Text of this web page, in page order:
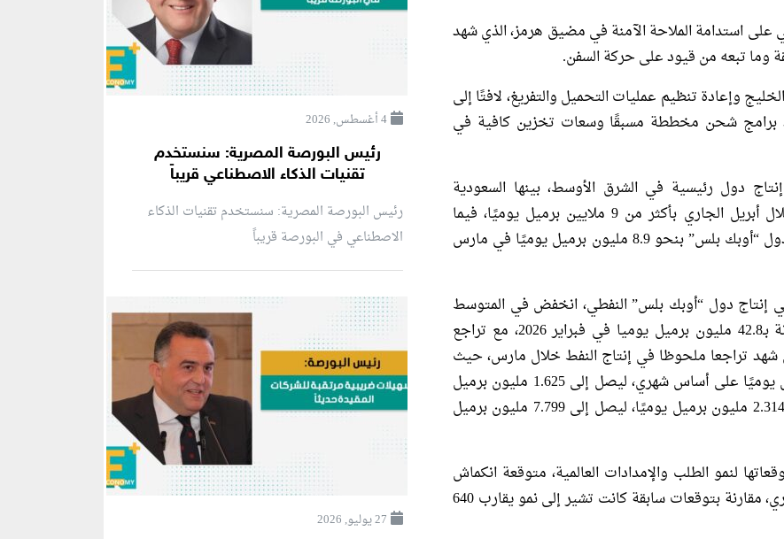
على استدامة الملاحة الآمنة في مضيق هرمز، الذي شهد
وما تبعه من قيود على حركة السفن.
وإعادة تنظيم عمليات التحميل والتفريغ، لافتًا إلى
برامج شحن مخططة مسبقًا وسعات تخزين كافية في
دول رئيسية في الشرق الأوسط، بينها السعودية
والإمارات العربية المتحدة والكويت، انخفض خلال أبريل الجاري بأكثر من 9 ملايين برميل يوميًا، فيما
أشارت وكالة الطاقة الدولية إلى انخفاض إنتاج دول “أوبك بلس” بنحو 8.9 مليون برميل يوميًا في مارس
إنتاج دول “أوبك بلس” النفطي، انخفض في المتوسط
إلى 35.06 مليون برميل يوميًا في مارس، مقارنة بـ42.8 مليون برميل يوميا في فبراير 2026، مع تراجع
شهد تراجعا ملحوظا في إنتاج النفط خلال مارس، حيث
تراجع إنتاجه من الخام بنحو 2.563 مليون برميل يوميًا على أساس شهري، ليصل إلى 1.625 مليون برميل
يوميا، فيما تراجع إنتاج السعودية النفطي بنحو 2.314 مليون برميل يوميًا، ليصل إلى 7.799 مليون برميل
لنمو الطلب والإمدادات العالمية، متوقعة انكماش
الطلب بنحو 80 ألف برميل يوميًا خلال العام الجاري، مقارنة بتوقعات سابقة كانت تشير إلى نمو يقارب 640
4 أغسطس, 2026
رئيس البورصة المصرية: سنستخدم
تقنيات الذكاء الاصطناعي قريباً
رئيس البورصة المصرية: سنستخدم تقنيات الذكاء
الاصطناعي في البورصة قريباً
27 يوليو, 2026